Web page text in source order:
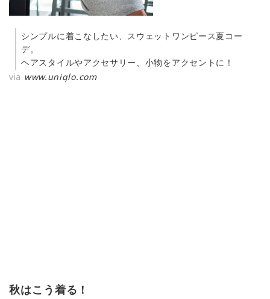
シンプルに着こなしたい、スウェットワンピース夏コー
デ。
ヘアスタイルやアクセサリー、小物をアクセントに！
via www.uniqlo.com
秋はこう着る！